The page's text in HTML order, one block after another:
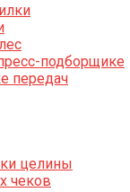
подборщике
передач
целины
чеков